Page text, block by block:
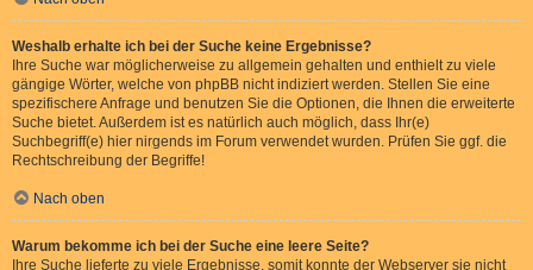
Weshalb erhalte ich bei der Suche keine Ergebnisse?
Ihre Suche war möglicherweise zu allgemein gehalten und enthielt zu viele
gängige Wörter, welche von phpBB nicht indiziert werden. Stellen Sie eine
spezifischere Anfrage und benutzen Sie die Optionen, die Ihnen die erweiterte
Suche bietet. Außerdem ist es natürlich auch möglich, dass Ihr(e)
Suchbegriff(e) hier nirgends im Forum verwendet wurden. Prüfen Sie ggf. die
Rechtschreibung der Begriffe!
Nach oben
Warum bekomme ich bei der Suche eine leere Seite?
Ihre Suche lieferte zu viele Ergebnisse, somit konnte der Webserver sie nicht